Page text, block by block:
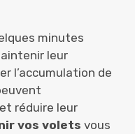
minutes
leur
l’accumulation de
réduire leur
vos volets vous